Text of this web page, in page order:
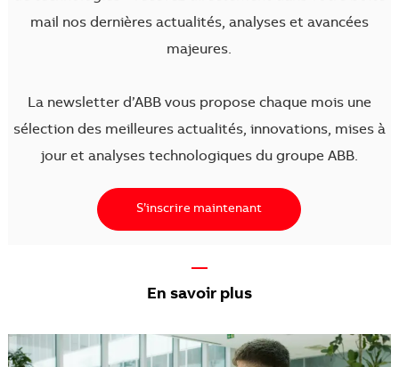
mail nos dernières actualités, analyses et avancées
majeures.
La newsletter d’ABB vous propose chaque mois une
sélection des meilleures actualités, innovations, mises à
jour et analyses technologiques du groupe ABB.
S’inscrire maintenant
—
En savoir plus